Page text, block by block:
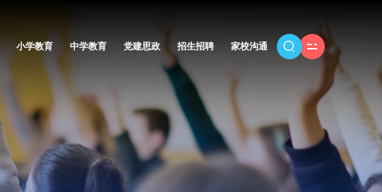
小学教育 中学教育 党建思政 招生招聘 家校沟通